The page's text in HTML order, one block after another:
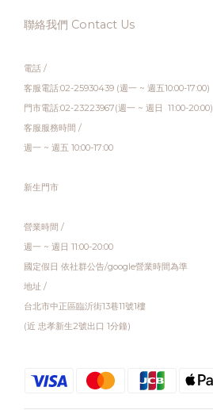
聯絡我們 Contact Us
電話 /
客服電話:02-25930439 (週一 ~ 週五10:00-17:00)
門市電話:02-23223967(週一 ~ 週日 11:00-20:00)
客服服務時間 /
週一 ~ 週五 10:00-17:00
新生門市
營業時間 /
週一 ~ 週日 11:00-20:00
國定假日 依社群公告/google營業時間為準
地址 /
台北市中正區臨沂街13巷11號1樓
(近 忠孝新生2號出口 1分鐘)